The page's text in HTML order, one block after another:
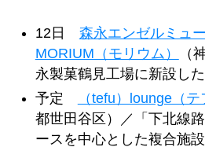
12日 森永エンゼルミュ
MORIUM（モリウム）
（
永製菓鶴見工場に新設した
予定
（tefu）lounge（テ
都世田谷区）／「下北線
ースを中心とした複合施設